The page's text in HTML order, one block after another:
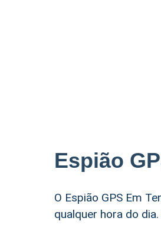
Espião
O Espião GPS Em
qualquer hora do